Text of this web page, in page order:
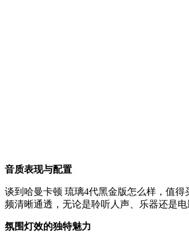
音质表现与配置
谈到哈曼卡顿 琉璃4代黑金版怎么样，值
频清晰通透，无论是聆听人声、乐器还是
氛围灯效的独特魅力